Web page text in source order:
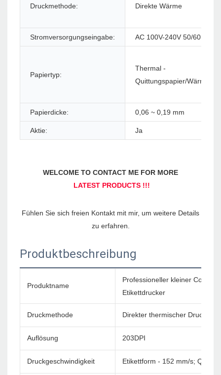
Druckmethode: Direkte Wärme
Stromversorgungseingabe: AC 100V-240V 50/60HZ
Papiertyp:
Thermal -
Quittungspapier/
Papierdicke: 0,06 ~ 0,19 mm
Aktie: Ja
Fühlen Sie sich freien Kontakt mit mir, um weitere Details
Produktbeschreibung
Produktname
Professioneller kleiner
Etikettdrucker
Druckmethode Direkter thermischer Druck
Auflösung 203DPI
Druckgeschwindigkeit Etikettform - 152 mm/s;